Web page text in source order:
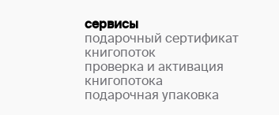
сервисы
подарочный сертификат
книгопоток
проверка и активация
книгопотока
подарочная упаковка